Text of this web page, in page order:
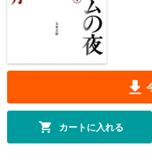
カートに入れる